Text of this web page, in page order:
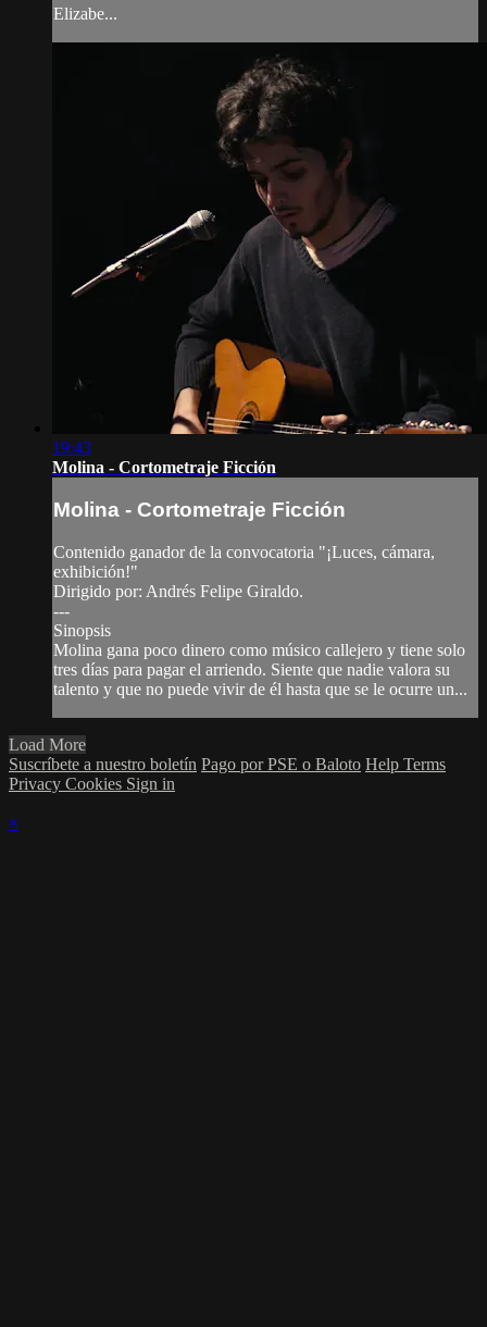
Elizabe...
19:43
Molina - Cortometraje Ficción
Molina - Cortometraje Ficción
Contenido ganador de la convocatoria "¡Luces, cámara,
exhibición!"
Dirigido por: Andrés Felipe Giraldo.
---
Sinopsis
Molina gana poco dinero como músico callejero y tiene solo
tres días para pagar el arriendo. Siente que nadie valora su
talento y que no puede vivir de él hasta que se le ocurre un...
Load More
Suscríbete a nuestro boletín Pago por PSE o Baloto Help Terms
Privacy Cookies Sign in
×